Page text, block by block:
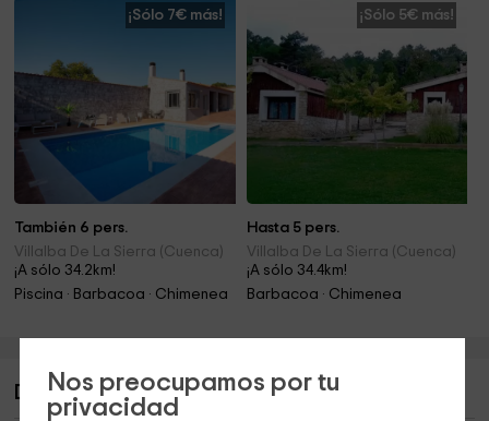
Nos preocupamos por tu
privacidad
¡Sólo 7€ más!
También 6 pers.
Villalba De La Sierra (Cuenca)
¡A sólo 34.2km!
Piscina · Barbacoa · Chimenea
¡Sólo 5€ más!
Hasta 5 pers.
Villalba De La Sierra (Cuenca)
¡A sólo 34.4km!
Barbacoa · Chimenea
Descripción de Casa rural Guadiela